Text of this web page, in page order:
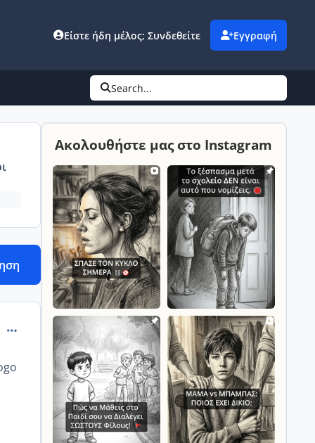
Είστε ήδη μέλος; Συνδεθείτε Εγγραφή
Search...
comment_829906
Ακολουθήστε μας στο Instagram